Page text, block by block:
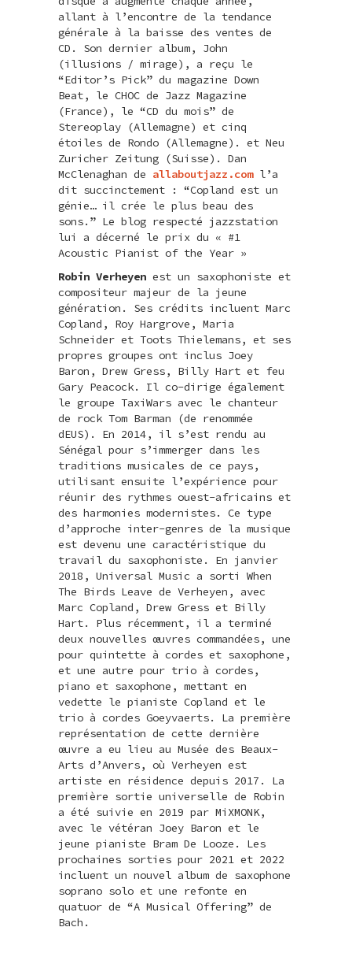
allant à l’encontre de la tendance
générale à la baisse des ventes de
CD. Son dernier album, John
(illusions / mirage), a reçu le
“Editor’s Pick” du magazine Down
Beat, le CHOC de Jazz Magazine
(France), le “CD du mois” de
Stereoplay (Allemagne) et cinq
étoiles de Rondo (Allemagne). et Neu
Zuricher Zeitung (Suisse). Dan
McClenaghan de allaboutjazz.coml’a
dit succinctement : “Copland est un
génie… il crée le plus beau des
sons.” Le blog respecté jazzstation
lui a décerné le prix du « #1
Acoustic Pianist of the Year »
Robin Verheyen est un saxophoniste et
compositeur majeur de la jeune
génération. Ses crédits incluent Marc
Copland, Roy Hargrove, Maria
Schneider et Toots Thielemans, et ses
propres groupes ont inclus Joey
Baron, Drew Gress, Billy Hart et feu
Gary Peacock. Il co-dirige également
le groupe TaxiWars avec le chanteur
de rock Tom Barman (de renommée
dEUS). En 2014, il s’est rendu au
Sénégal pour s’immerger dans les
traditions musicales de ce pays,
utilisant ensuite l’expérience pour
réunir des rythmes ouest-africains et
des harmonies modernistes. Ce type
d’approche inter-genres de la musique
est devenu une caractéristique du
travail du saxophoniste. En janvier
2018, Universal Music a sorti When
The Birds Leave de Verheyen, avec
Marc Copland, Drew Gress et Billy
Hart. Plus récemment, il a terminé
deux nouvelles œuvres commandées, une
pour quintette à cordes et saxophone,
et une autre pour trio à cordes,
piano et saxophone, mettant en
vedette le pianiste Copland et le
trio à cordes Goeyvaerts. La première
représentation de cette dernière
œuvre a eu lieu au Musée des Beaux-
Arts d’Anvers, où Verheyen est
artiste en résidence depuis 2017. La
première sortie universelle de Robin
a été suivie en 2019 par MiXMONK,
avec le vétéran Joey Baron et le
jeune pianiste Bram De Looze. Les
prochaines sorties pour 2021 et 2022
incluent un nouvel album de saxophone
soprano solo et une refonte en
quatuor de “A Musical Offering” de
Bach.